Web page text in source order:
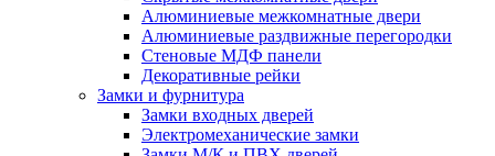
Алюминиевые межкомнатные двери
Алюминиевые раздвижные перегородки
Стеновые МДФ панели
Декоративные рейки
Замки и фурнитура
Замки входных дверей
Электромеханические замки